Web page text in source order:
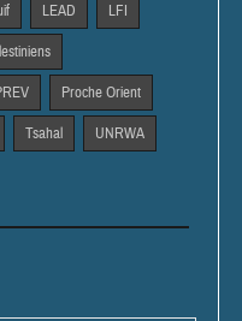
LEAD LFI
Proche Orient
Tsahal UNRWA